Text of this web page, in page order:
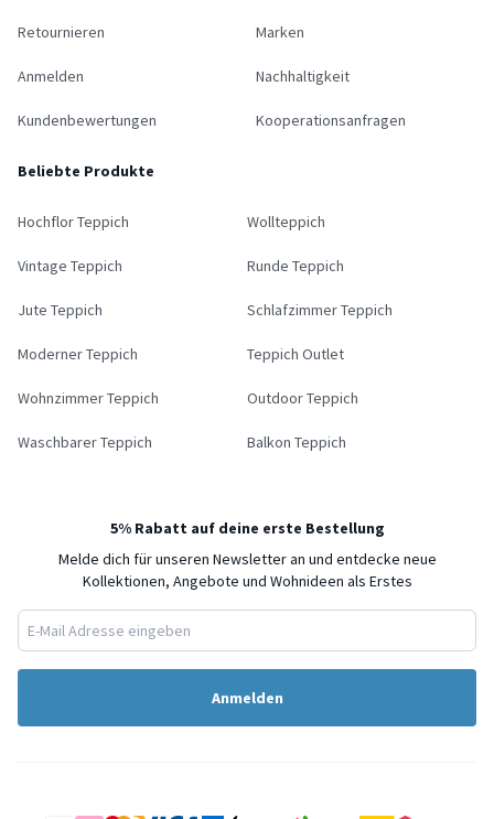
Retournieren
Anmelden
Kundenbewertungen
Marken
Nachhaltigkeit
Kooperationsanfragen
Beliebte Produkte
Hochflor Teppich Wollteppich
Vintage Teppich Runde Teppich
Jute Teppich Schlafzimmer Teppich
Moderner Teppich Teppich Outlet
Wohnzimmer Teppich Outdoor Teppich
Waschbarer Teppich Balkon Teppich
5% Rabatt auf deine erste Bestellung
Melde dich für unseren Newsletter an und entdecke neue
Kollektionen, Angebote und Wohnideen als Erstes
Anmelden